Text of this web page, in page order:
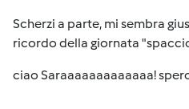
Scherzi a parte, mi sembra
ricordo della giornata
ciao Saraaaaaaaaaaaaa!